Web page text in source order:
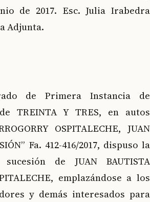
de 2017. Esc. Julia Irabedra
Adjunta.
de Primera Instancia de
TREINTA Y TRES, en autos
OSPITALECHE, JUAN
Fa. 412-416/2017, dispuso la
de JUAN BAUTISTA
emplazándose a los
y demás interesados para